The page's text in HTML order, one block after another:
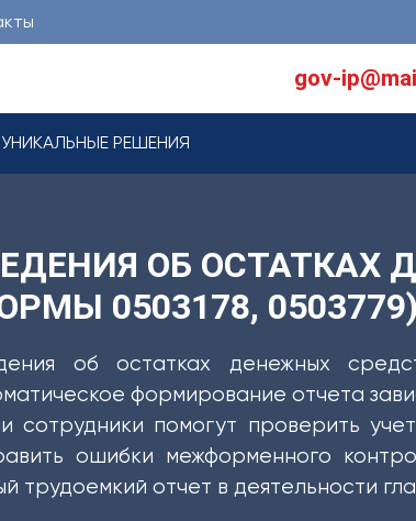
gov-
УНИКАЛЬНЫЕ РЕШЕНИЯ
ОБ ОСТАТКАХ
0503178, 0503779)
об остатках денежных
формирование отчета
сотрудники помогут проверить
ошибки межформенного
трудоемкий отчет в деятельности